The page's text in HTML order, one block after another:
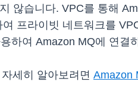
않습니다. VPC를 통해
프라이빗 네트워크를
하여 Amazon MQ에 연결
세히 알아보려면 Amazon